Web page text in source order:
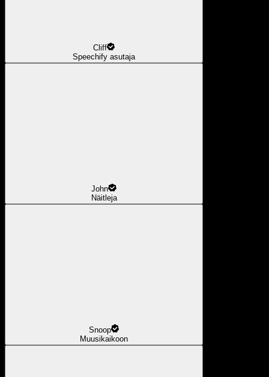
Cliff
Speechify asutaja
John
Näitleja
Snoop
Muusikaikoon